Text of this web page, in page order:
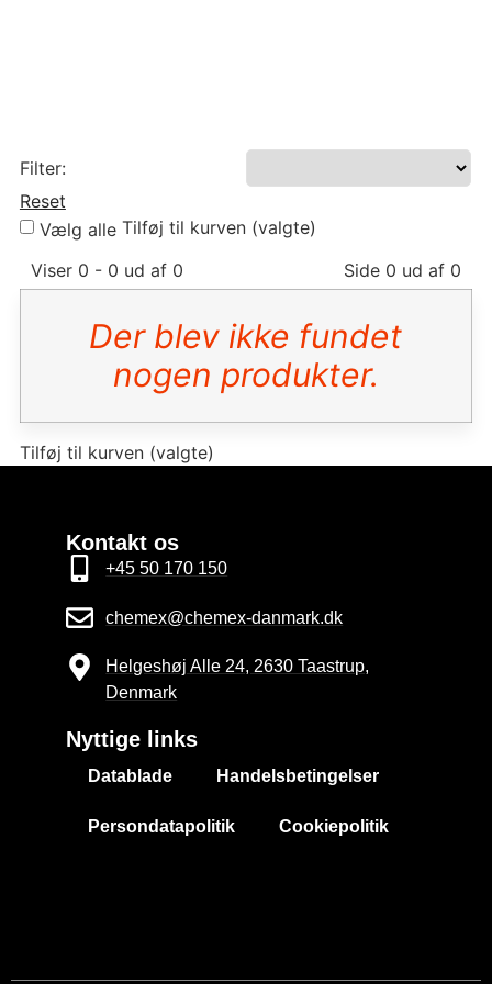
Filter:
Reset
Vælg alle Tilføj til kurven (valgte)
Viser 0 - 0 ud af 0
Side 0 ud af 0
Der blev ikke fundet
nogen produkter.
Tilføj til kurven (valgte)
Kontakt os
+45 50 170 150
chemex@chemex-danmark.dk
Helgeshøj Alle 24, 2630 Taastrup,
Denmark
Nyttige links
Datablade Handelsbetingelser
Persondatapolitik Cookiepolitik